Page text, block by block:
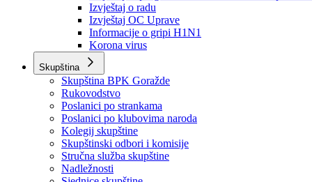
Obavještenja i izvještaji
Obavještenja Vlade
Izvještajno prognozna služba Ministarstva privrede
Izvještaj o radu
Izvještaj OC Uprave
Informacije o gripi H1N1
Korona virus
Skupština
Skupština BPK Goražde
Rukovodstvo
Poslanici po strankama
Poslanici po klubovima naroda
Kolegij skupštine